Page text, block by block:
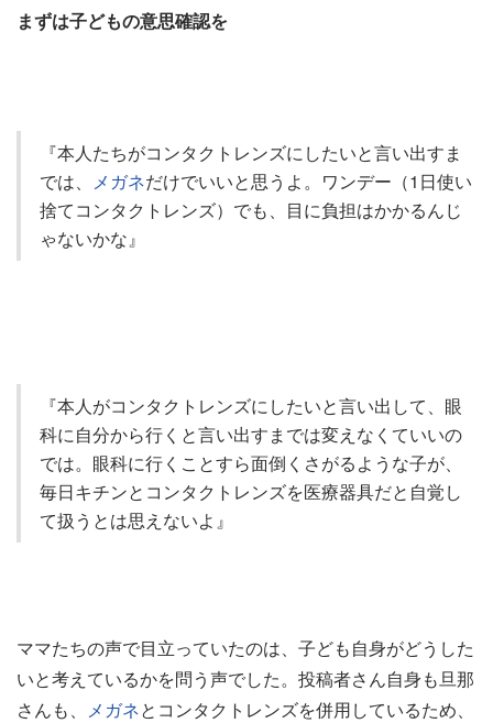
まずは子どもの意思確認を
『本人たちがコンタクトレンズにしたいと言い出すま
では、 メガネだけでいいと思うよ。ワンデー（1日使い
捨てコンタクトレンズ）でも、目に負担はかかるんじ
ゃないかな』
『本人がコンタクトレンズにしたいと言い出して、眼
科に自分から行くと言い出すまでは変えなくていいの
では。眼科に行くことすら面倒くさがるような子が、
毎日キチンとコンタクトレンズを医療器具だと自覚し
て扱うとは思えないよ』
ママたちの声で目立っていたのは、子ども自身がどうした
いと考えているかを問う声でした。投稿者さん自身も旦那
さんも、 メガネとコンタクトレンズを併用しているため、